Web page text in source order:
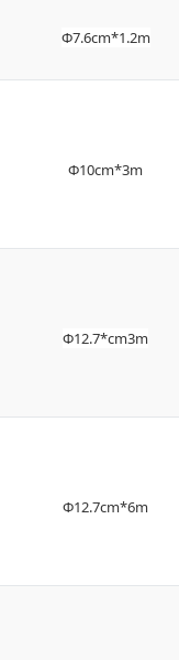
Φ7.6cm*1.2m
Φ10cm*3m
Φ12.7*cm3m
Φ12.7cm*6m